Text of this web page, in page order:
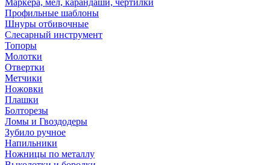
Маркера, мел, карандаши, чертилки
Профильные шаблоны
Шнуры отбивочные
Слесарный инструмент
Топоры
Молотки
Отвертки
Метчики
Ножовки
Плашки
Болторезы
Ломы и Гвоздодеры
Зубило ручное
Напильники
Ножницы по металлу